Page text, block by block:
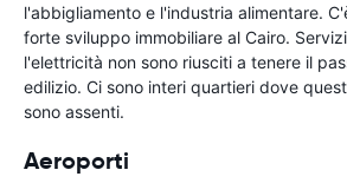
l'abbigliamento e l'industria alimentare.
forte sviluppo immobiliare al Cairo.
l'elettricità non sono riusciti a tenere il
edilizio. Ci sono interi quartieri dove
sono assenti.
Aeroporti